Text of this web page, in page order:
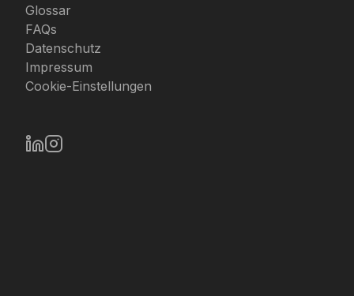
Glossar
FAQs
Datenschutz
Impressum
Cookie-Einstellungen